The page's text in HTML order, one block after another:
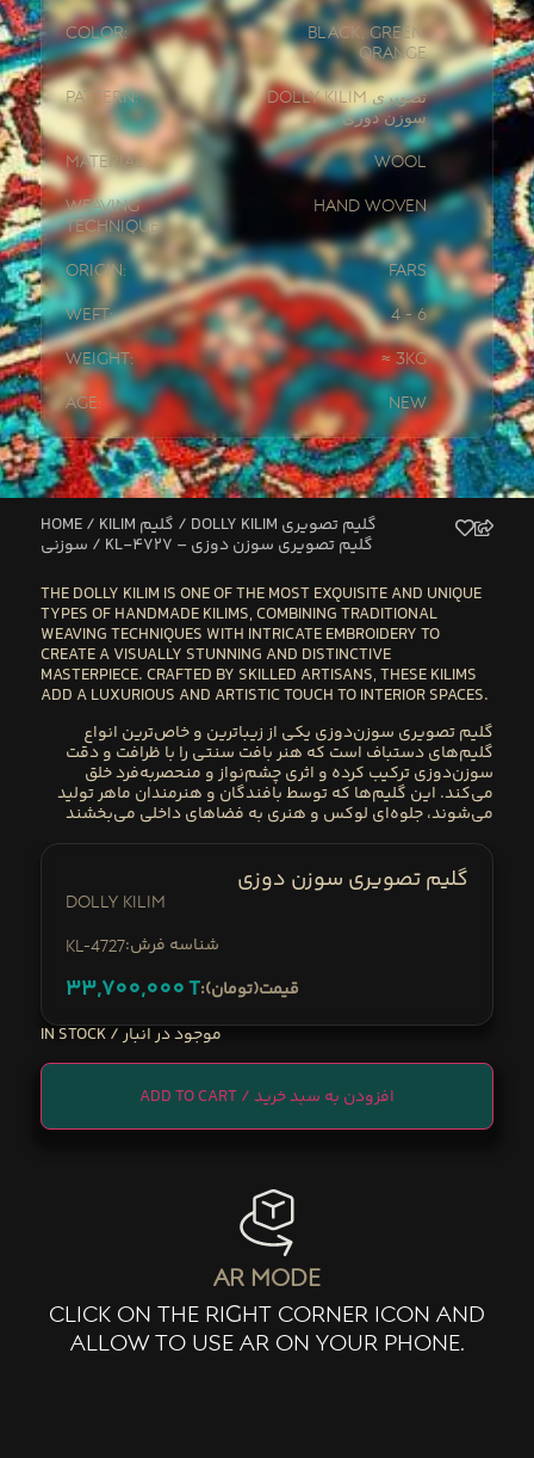
Color:
Black, Green,
Orange
Pattern:
Dolly Kilim تصویری
سوزن دوزی
Material: Wool
Weaving
Technique:
Hand woven
Origin: Fars
Weft: 4 - 6
Weight: ≈ 3kg
Age: New
HOME/ KILIM گلیم / DOLLY KILIM گلیم تصویری
سوزنی
/ KL-4727 – گلیم تصویری سوزن دوزی
THEDOLLY KILIM IS ONE OF THE MOST EXQUISITE AND UNIQUE
TYPES OF HANDMADE KILIMS, COMBININGTRADITIONAL
WEAVING TECHNIQUES WITH INTRICATE EMBROIDERYTO
CREATE A VISUALLY STUNNING AND DISTINCTIVE
MASTERPIECE. CRAFTED BYSKILLED ARTISANS, THESE KILIMS
ADD ALUXURIOUS AND ARTISTICTOUCH TO INTERIOR SPACES.
گلیم تصویری سوزن‌دوزی یکی از زیباترین و خاص‌ترین انواع
گلیم‌های دستباف است که هنر بافت سنتی را با ظرافت و دقت
سوزن‌دوزی ترکیب کرده و اثری چشم‌نواز و منحصربه‌فرد خلق
می‌کند. این گلیم‌ها که توسط بافندگان و هنرمندان ماهر تولید
می‌شوند، جلوه‌ای لوکس و هنری به فضاهای داخلی می‌بخشند
گلیم تصویری سوزن دوزی
Dolly Kilim
KL-4727 :شناسه فرش
33,700,000T :قیمت(تومان)
IN STOCK
ADD TO CART
ar mode
click on the right corner icon and
allow to use ar on your phone.